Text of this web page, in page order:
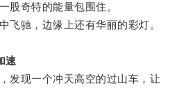
奇特的能量包围住。
驰，边缘上还有华丽的彩灯。
速
现一个冲天高空的过山车，让